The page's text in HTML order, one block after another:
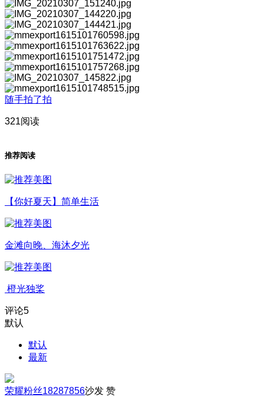
随手拍了拍
321阅读
推荐阅读
【你好夏天】简单生活
金滩向晚、海沐夕光
橙光独桨
评论5
默认
默认
最新
荣耀粉丝18287856沙发 赞